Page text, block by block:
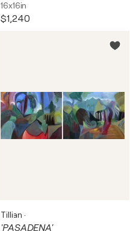
16x16in
$1,240
Tillian ·
'PASADENA'